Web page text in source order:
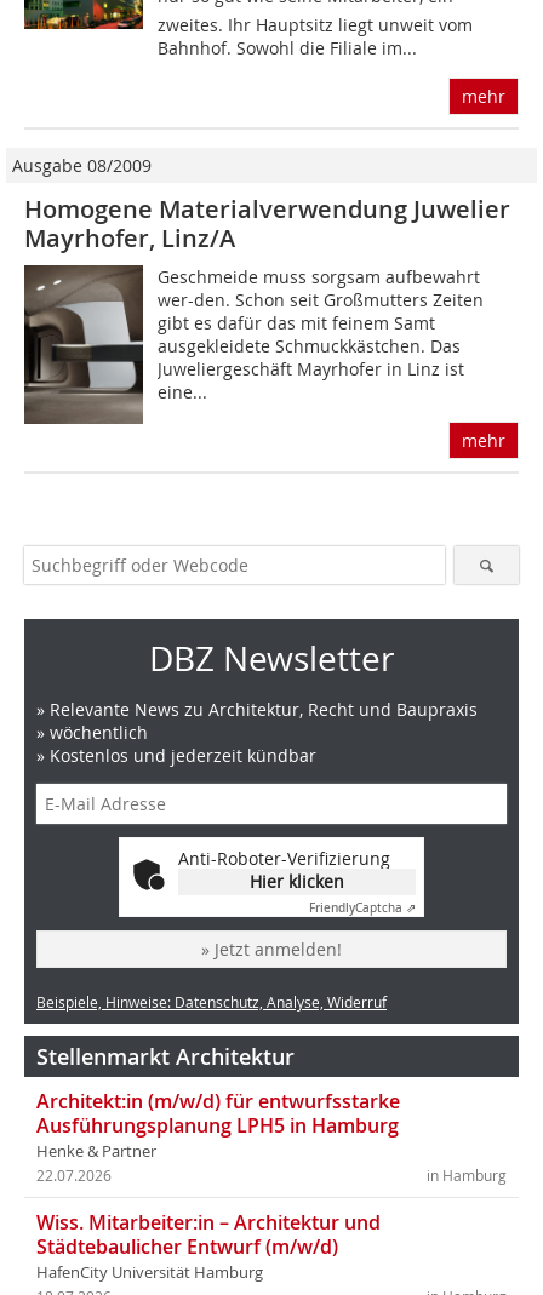
zweites. Ihr Hauptsitz liegt unweit vom
Bahnhof. Sowohl die Filiale im...
mehr
Ausgabe 08/2009
Homogene Materialverwendung Juwelier
Mayrhofer, Linz/A
Geschmeide muss sorgsam aufbewahrt
wer­-den. Schon seit Großmutters Zeiten
gibt es dafür das mit feinem Samt
ausgekleidete Schmuckkästchen. Das
Juweliergeschäft Mayrhofer in Linz ist
eine...
mehr
DBZ Newsletter
» Relevante News zu Architektur, Recht und Baupraxis
» wöchentlich
» Kostenlos und jederzeit kündbar
Anti-Roboter-Verifizierung
Hier klicken
FriendlyCaptcha ⇗
» Jetzt anmelden!
Beispiele, Hinweise: Datenschutz, Analyse, Widerruf
Stellenmarkt Architektur
Architekt:in (m/w/d) für entwurfsstarke
Ausführungsplanung LPH5 in Hamburg
Henke & Partner
in Hamburg
22.07.2026
Wiss. Mitarbeiter:in – Architektur und
Städtebaulicher Entwurf (m/w/d)
HafenCity Universität Hamburg